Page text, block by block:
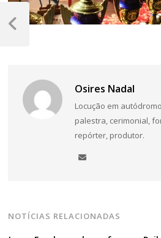
Osires Nadal
Locução em
palestra, cerimonial,
repórter, produtor.
NOTÍCIAS RELACIONADAS
Navegação
de
Post